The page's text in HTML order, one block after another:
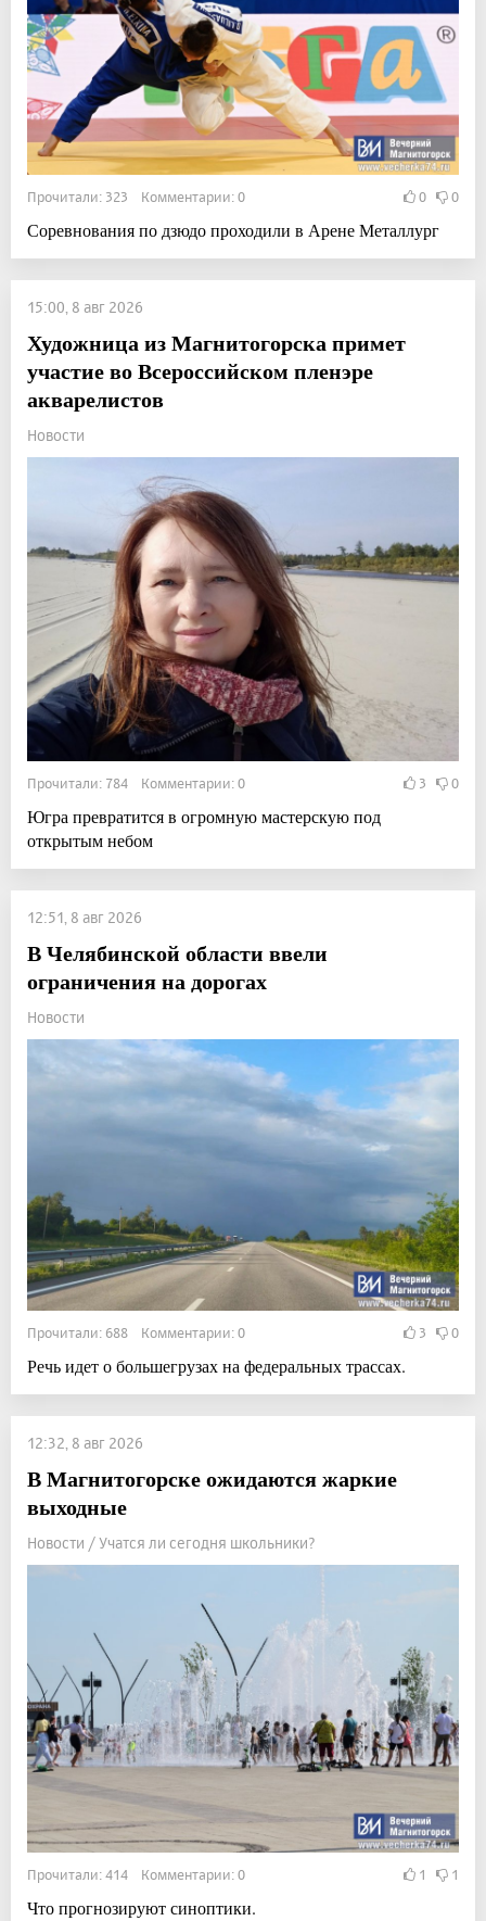
Прочитали: 323 Комментарии: 0 0 0
Соревнования по дзюдо проходили в Арене Металлург
15:00, 8 авг 2026
Художница из Магнитогорска примет
участие во Всероссийском пленэре
акварелистов
Новости
Прочитали: 784 Комментарии: 0 3 0
Югра превратится в огромную мастерскую под
открытым небом
12:51, 8 авг 2026
В Челябинской области ввели
ограничения на дорогах
Новости
Прочитали: 688 Комментарии: 0 3 0
Речь идет о большегрузах на федеральных трассах.
12:32, 8 авг 2026
В Магнитогорске ожидаются жаркие
выходные
Новости / Учатся ли сегодня школьники?
Прочитали: 414 Комментарии: 0 1 1
Что прогнозируют синоптики.